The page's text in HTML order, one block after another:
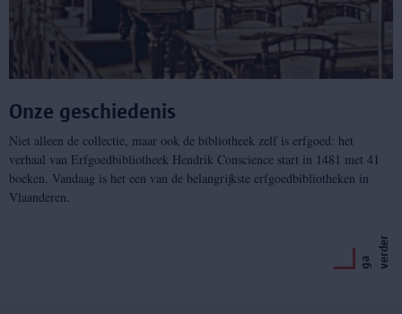
Onze geschiedenis
Niet alleen de collectie, maar ook de bibliotheek zelf is erfgoed: het
verhaal van Erfgoedbibliotheek Hendrik Conscience start in 1481 met 41
boeken. Vandaag is het een van de belangrijkste erfgoedbibliotheken in
Vlaanderen.
g
a
v
e
r
d
e r